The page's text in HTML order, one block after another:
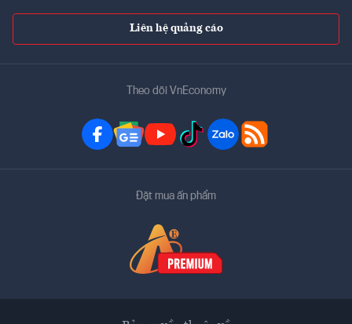
Liên hệ quảng cáo
Theo dõi VnEconomy
Đặt mua ấn phẩm